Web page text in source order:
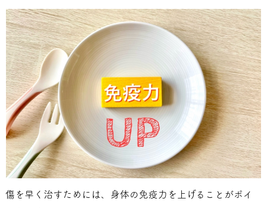
傷を早く治すためには、身体の免疫力を上げることがポイ